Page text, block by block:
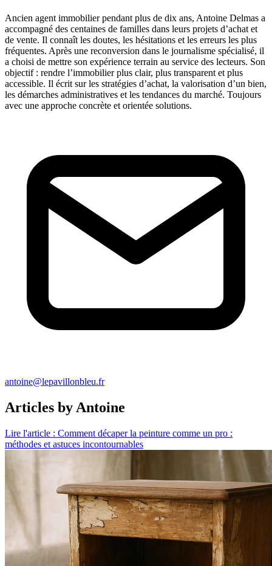
Ancien agent immobilier pendant plus de dix ans, Antoine Delmas a
accompagné des centaines de familles dans leurs projets d’achat et
de vente. Il connaît les doutes, les hésitations et les erreurs les plus
fréquentes. Après une reconversion dans le journalisme spécialisé, il
a choisi de mettre son expérience terrain au service des lecteurs. Son
objectif : rendre l’immobilier plus clair, plus transparent et plus
accessible. Il écrit sur les stratégies d’achat, la valorisation d’un bien,
les démarches administratives et les tendances du marché. Toujours
avec une approche concrète et orientée solutions.
antoine@lepavillonbleu.fr
Articles by Antoine
Lire l'article : Comment décaper la peinture comme un pro :
méthodes et astuces incontournables